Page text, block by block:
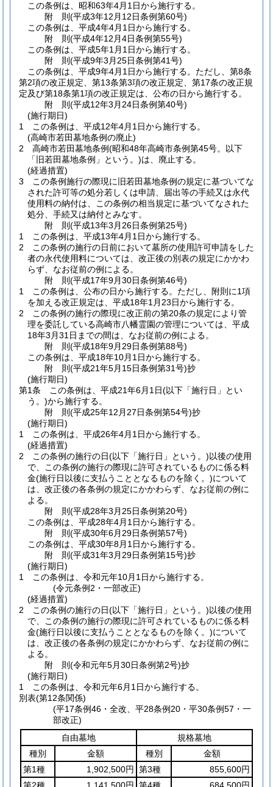
この条例は、昭和63年4月1日から施行する。
附 則(平成3年12月12日条例第60号)
この条例は、平成4年4月1日から施行する。
附 則(平成4年12月4日条例第55号)
この条例は、平成5年1月1日から施行する。
附 則(平成9年3月25日条例第41号)
この条例は、平成9年4月1日から施行する。 ただし、第8条
第2項の改正規定、第13条第3項の改正規定、第17条の改正規
定及び第18条第1項の改正規定は、公布の日から施行する。
附 則(平成12年3月24日条例第40号)
(施行期日)
1
この条例は、平成12年4月1日から施行する。
(高崎市若田墓地条例の廃止)
2
高崎市若田墓地条例(昭和48年高崎市条例第45号。以下
「旧若田墓地条例」という。)は、廃止する。
(経過措置)
3
この条例施行の際現に旧若田墓地条例の規定に基づいてな
された許可等の処分若しくは申請、届出等の手続又は永代
使用料の納付は、この条例の相当規定に基づいてなされた
処分、手続又は納付とみなす。
附 則(平成13年3月26日条例第25号)
1
この条例は、平成13年4月1日から施行する。
2
この条例の施行の日前において墓所の使用許可申請をした
者の永代使用料については、改正後の別表の規定にかかわ
らず、なお従前の例による。
附 則(平成17年9月30日条例第46号)
1
この条例は、公布の日から施行する。 ただし、附則に1項
を加える改正規定は、平成18年1月23日から施行する。
2
この条例の施行の際現に改正前の第20条の規定により管
理を委託している高崎市八幡霊園の管理については、平成
18年3月31日までの間は、なお従前の例による。
附 則(平成18年9月29日条例第88号)
この条例は、平成18年10月1日から施行する。
附 則(平成21年5月15日条例第31号)抄
(施行期日)
第1条
この条例は、平成21年6月1日(以下「施行日」とい
う。)から施行する。
附 則(平成25年12月27日条例第54号)抄
(施行期日)
1
この条例は、平成26年4月1日から施行する。
(経過措置)
2
この条例の施行の日(以下「施行日」という。)以後の使用
で、この条例の施行の際現に許可されているものに係る料
金(施行日以後に支払うこととなるものを除く。)について
は、改正後の各条例の規定にかかわらず、なお従前の例に
よる。
附 則(平成28年3月25日条例第20号)
この条例は、平成28年4月1日から施行する。
附 則(平成30年6月29日条例第57号)
この条例は、平成30年8月1日から施行する。
附 則(平成31年3月29日条例第15号)抄
(施行期日)
1
この条例は、令和元年10月1日から施行する。
(令元条例2・一部改正)
(経過措置)
2
この条例の施行の日(以下「施行日」という。)以後の使用
で、この条例の施行の際現に許可されているものに係る料
金(施行日以後に支払うこととなるものを除く。)について
は、改正後の各条例の規定にかかわらず、なお従前の例に
よる。
附 則(令和元年5月30日条例第2号)抄
(施行期日)
1
この条例は、令和元年6月1日から施行する。
別表(第12条関係)
(平17条例46・全改、平28条例20・平30条例57・一
部改正)
自由墓地
規格墓地
種別
金額 種別
金額
第1種
1,902,500円 第3種
855,600円